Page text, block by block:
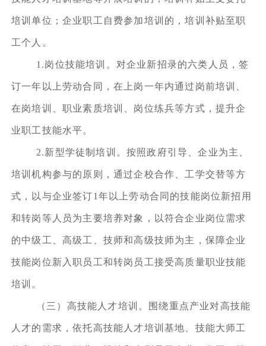
培训单位；企业职工自费参加培训的，培训补贴至职
工个人。
1.岗位技能培训。对企业新招录的六类人员，签
订一年以上劳动合同，在上岗一年内通过岗前培训、
在岗培训、职业素质培训、岗位练兵等方式，提升企
业职工技能水平。
2.新型学徒制培训。按照政府引导、企业为主、
培训机构参与的原则，通过企校合作、工学交替等方
式，以与企业签订1年以上劳动合同的技能岗位新招用
和转岗等人员为主要培养对象，以符合企业岗位需求
的中级工、高级工、技师和高级技师为主，保障企业
技能岗位新入职员工和转岗员工接受高质量职业技能
培训。
（三）高技能人才培训。围绕重点产业对高技能
人才的需求，依托高技能人才培训基地、技能大师工